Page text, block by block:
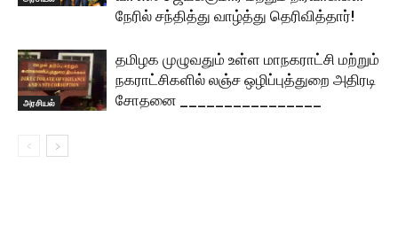
நேரில் சந்தித்து வாழ்த்து தெரிவித்தார்!
அரசியல்
தமிழக முழுவதும் உள்ள மாநகராட்சி மற்றும்
நகராட்சிகளில் லஞ்ச ஒழிப்புத்துறை அதிரடி
சோதனை ________________